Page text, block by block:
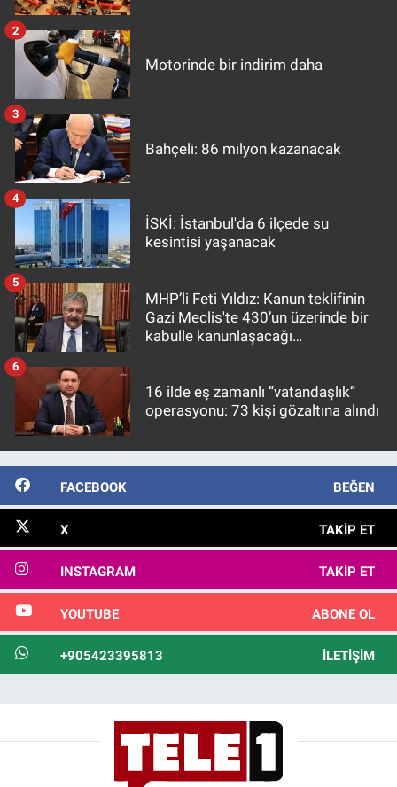
Motorinde bir indirim daha
2
Bahçeli: 86 milyon kazanacak
3
İSKİ: İstanbul'da 6 ilçede su
kesintisi yaşanacak
4
MHP’li Feti Yıldız: Kanun teklifinin
Gazi Meclis'te 430’un üzerinde bir
kabulle kanunlaşacağı
5
16 ilde eş zamanlı “vatandaşlık”
operasyonu: 73 kişi gözaltına alındı
6
FACEBOOK BEĞEN
X TAKIP ET
INSTAGRAM TAKIP ET
YOUTUBE ABONE OL
+905423395813 İLETIŞIM